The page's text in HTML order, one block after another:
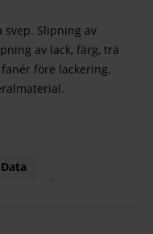
Slipning av
av lack, färg, trä
före lackering.